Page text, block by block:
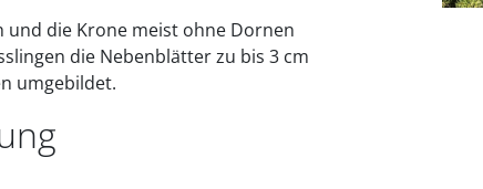
die Krone meist ohne Dornen
die Nebenblätter zu bis 3 cm
umgebildet.